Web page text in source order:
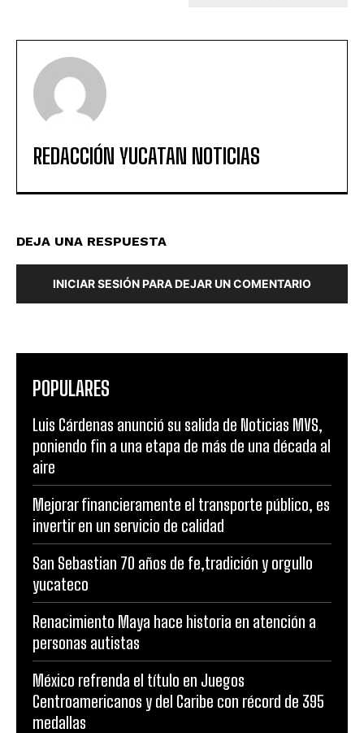
REDACCIÓN YUCATAN NOTICIAS
DEJA UNA RESPUESTA
INICIAR SESIÓN PARA DEJAR UN COMENTARIO
POPULARES
Luis Cárdenas anunció su salida de Noticias MVS,
poniendo fin a una etapa de más de una década al
aire
Mejorar financieramente el transporte público, es
invertir en un servicio de calidad
San Sebastian 70 años de fe,tradición y orgullo
yucateco
Renacimiento Maya hace historia en atención a
personas autistas
México refrenda el título en Juegos
Centroamericanos y del Caribe con récord de 395
medallas